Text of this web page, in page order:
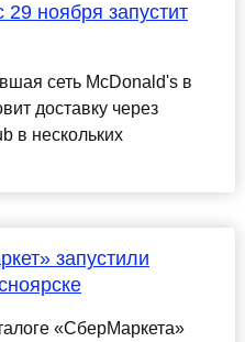
29 ноября запустит
сеть McDonald's в
доставку через
в нескольких
запустили
«СберМаркета»